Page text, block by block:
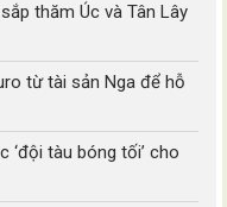
thăm Úc và Tân Lây
từ tài sản Nga để hỗ
‘đội tàu bóng tối’ cho